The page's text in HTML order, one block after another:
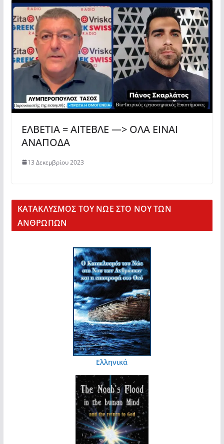
ΕΛΒΕΤΙΑ = ΑΙΤΕΒΛΕ —> ΟΛΑ ΕΙΝΑΙ
ΑΝΑΠΟΔΑ
13 Δεκεμβρίου 2023
KΑΤΑΚΛΥΣΜΟΣ ΤΟΥ ΝΩΕ ΣΤΟ ΝΟΥ ΤΩΝ
ΑΝΘΡΩΠΩΝ
Ελληνικά